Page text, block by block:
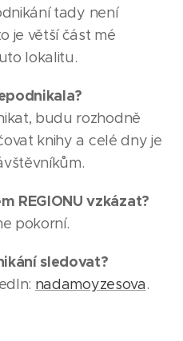
tady není
je větší část mé
lokalitu.
budu rozhodně
knihy a celé dny je
REGIONU vzkázat?
pokorní.
sledovat?
nadamoyzesova.
OSTRAVA
|Povoláním